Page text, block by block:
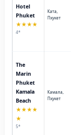
Hotel
Phuket
★★★★
4*
Ката,
Пхукет
The
Marin
Phuket
Kamala
Beach
★★★★
★
5*
Камала,
Пхукет